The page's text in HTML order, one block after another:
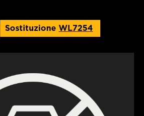
Sostituzione WL7254